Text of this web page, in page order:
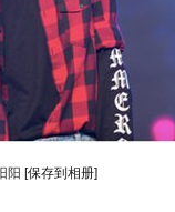
阳 [保存到相册]